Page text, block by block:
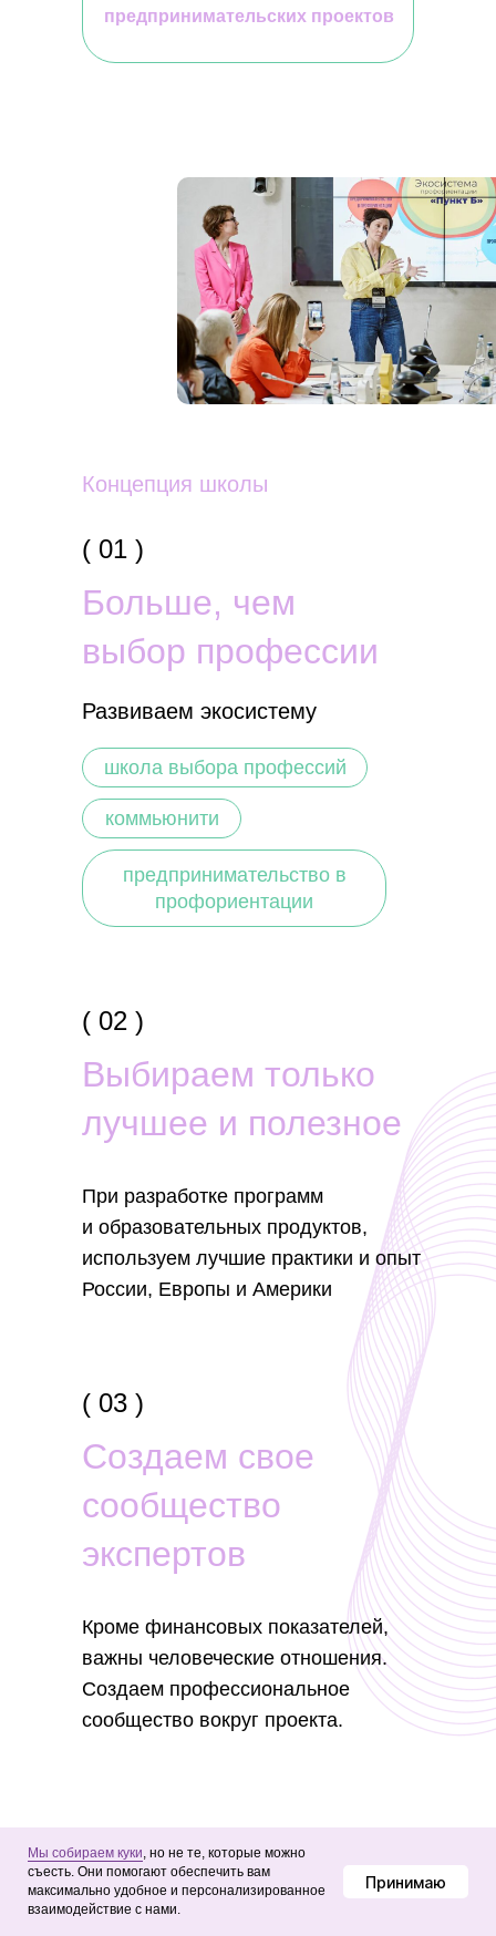
предпринимательских проектов
Концепция школы
Больше, чем
выбор профессии
( 01 )
Развиваем экосистему
школа выбора профессий
предпринимательство в
профориентации
коммьюнити
Выбираем только
лучшее и полезное
( 02 )
При разработке программ
и образовательных продуктов,
используем лучшие практики и опыт
России, Европы и Америки
Создаем свое
сообщество
экспертов
( 03 )
Кроме финансовых показателей,
важны человеческие отношения.
Создаем профессиональное
сообщество вокруг проекта.
Мы собираем куки, но не те, которые можно
съесть. Они помогают обеспечить вам
максимально удобное и персонализированное
взаимодействие с нами.
Принимаю